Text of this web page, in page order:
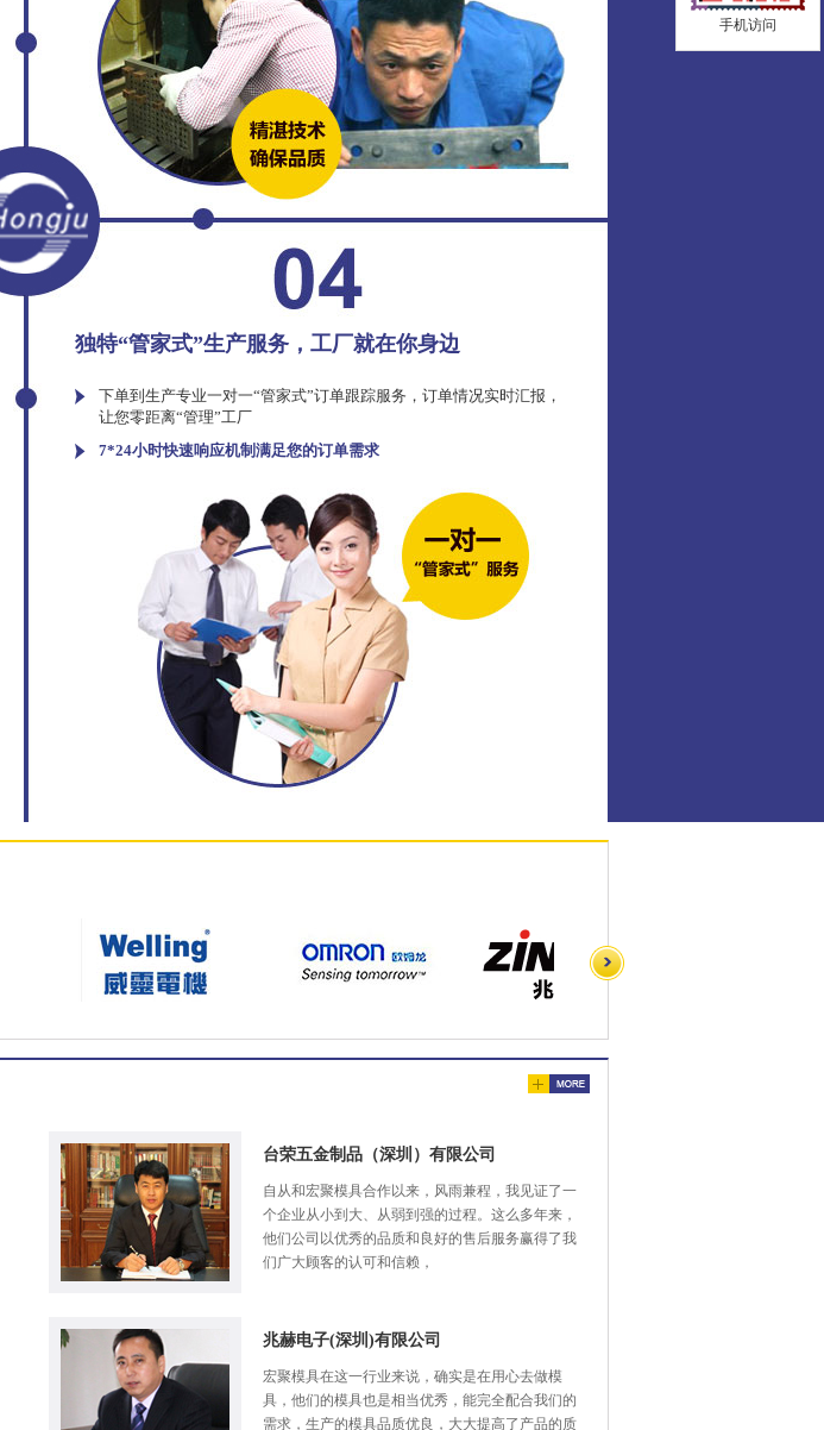
独特“管家式”生产服务，工厂就在你身边
下单到生产专业一对一“管家式”订单跟踪服务，订单情况实时汇报，
让您零距离“管理”工厂
7*24小时快速响应机制满足您的订单需求
台荣五金制品（深圳）有限公司
自从和宏聚模具合作以来，风雨兼程，我见证了一
个企业从小到大、从弱到强的过程。这么多年来，
他们公司以优秀的品质和良好的售后服务赢得了我
们广大顾客的认可和信赖，
兆赫电子(深圳)有限公司
宏聚模具在这一行业来说，确实是在用心去做模
具，他们的模具也是相当优秀，能完全配合我们的
需求，生产的模具品质优良，大大提高了产品的质
手机访问